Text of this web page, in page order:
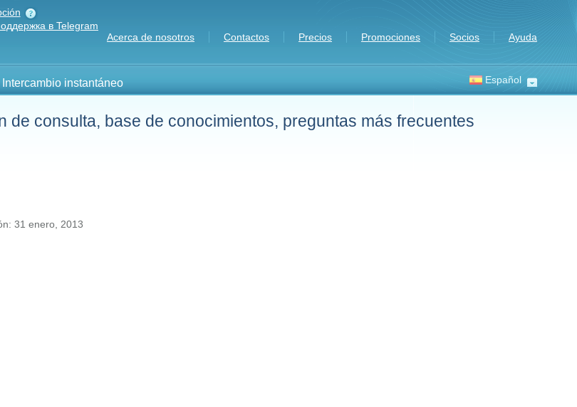
в Telegram
Acerca de nosotros
Contactos Precios Promociones Socios Ayuda
Español
Intercambio instantáneo
de consulta, base de conocimientos, preguntas más frecuentes
31 enero, 2013